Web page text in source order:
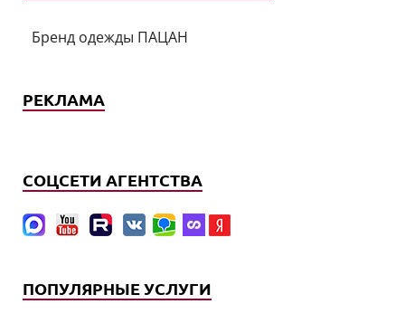
Бренд одежды ПАЦАН
РЕКЛАМА
СОЦСЕТИ АГЕНТСТВА
ПОПУЛЯРНЫЕ УСЛУГИ